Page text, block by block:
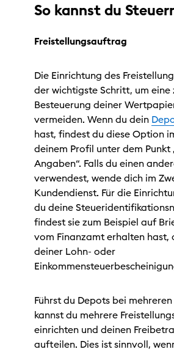
So kannst du
Freistellungsauftrag
Die Einrichtung des
der wichtigste Schritt, um eine
Besteuerung deiner
vermeiden. Wenn du dein
hast, findest du diese Option
deinem Profil unter dem Punkt
Angaben“. Falls du einen
verwendest, wende dich im
Kundendienst. Für die
du deine
findest sie zum Beispiel auf
vom Finanzamt erhalten hast,
deiner Lohn- oder
Führst du Depots bei mehreren
kannst du mehrere
einrichten und deinen
aufteilen. Dies ist sinnvoll,